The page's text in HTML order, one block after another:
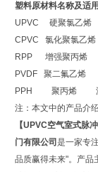
塑料原材料名称及适
UPVC 硬聚氯乙
CPVC 氯化聚氯乙
RPP 增强聚丙烯
PVDF 聚二氟乙烯
PPH 聚丙烯 温
注：本文中的产品介
【UPVC空气室式脉
门有限公司 是一家专
品质赢得未来"。产品